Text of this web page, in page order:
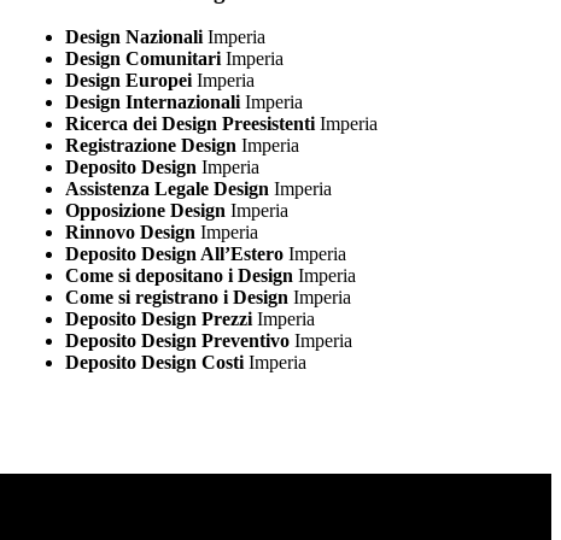
Design Nazionali Imperia
Design Comunitari Imperia
Design Europei Imperia
Design Internazionali Imperia
Ricerca dei Design Preesistenti Imperia
Registrazione Design Imperia
Deposito Design Imperia
Assistenza Legale Design Imperia
Opposizione Design Imperia
Rinnovo Design Imperia
Deposito Design All’Estero Imperia
Come si depositano i Design Imperia
Come si registrano i Design Imperia
Deposito Design Prezzi Imperia
Deposito Design Preventivo Imperia
Deposito Design Costi Imperia